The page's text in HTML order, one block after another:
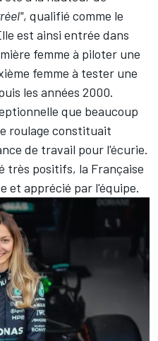
, qualifié comme le
est ainsi entrée dans
femme à piloter une
femme à tester une
les années 2000.
que beaucoup
roulage constituait
de travail pour l'écurie.
très positifs, la Française
et apprécié par l'équipe.